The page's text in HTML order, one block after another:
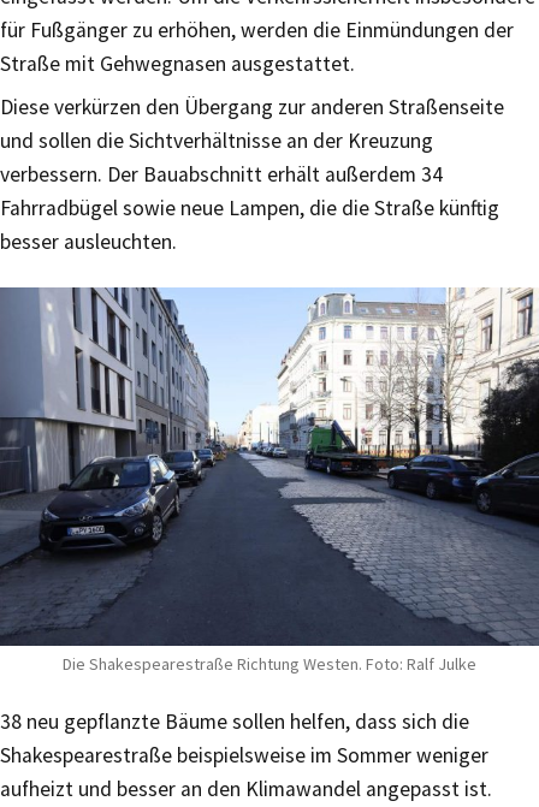
für Fußgänger zu erhöhen, werden die Einmündungen der
Straße mit Gehwegnasen ausgestattet.
Diese verkürzen den Übergang zur anderen Straßenseite
und sollen die Sichtverhältnisse an der Kreuzung
verbessern. Der Bauabschnitt erhält außerdem 34
Fahrradbügel sowie neue Lampen, die die Straße künftig
besser ausleuchten.
Die Shakespearestraße Richtung Westen. Foto: Ralf Julke
38 neu gepflanzte Bäume sollen helfen, dass sich die
Shakespearestraße beispielsweise im Sommer weniger
aufheizt und besser an den Klimawandel angepasst ist.